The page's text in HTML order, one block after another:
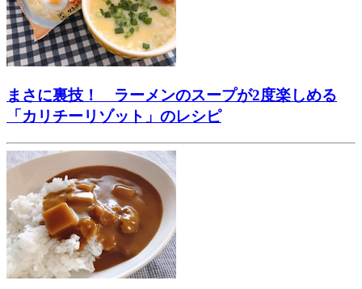
まさに裏技！ ラーメンのスープが2度楽しめる
「カリチーリゾット」のレシピ